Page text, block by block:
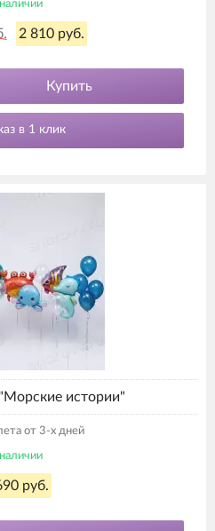
2 810 руб.
Купить
в 1 клик
истории"
от 3-х дней
руб.